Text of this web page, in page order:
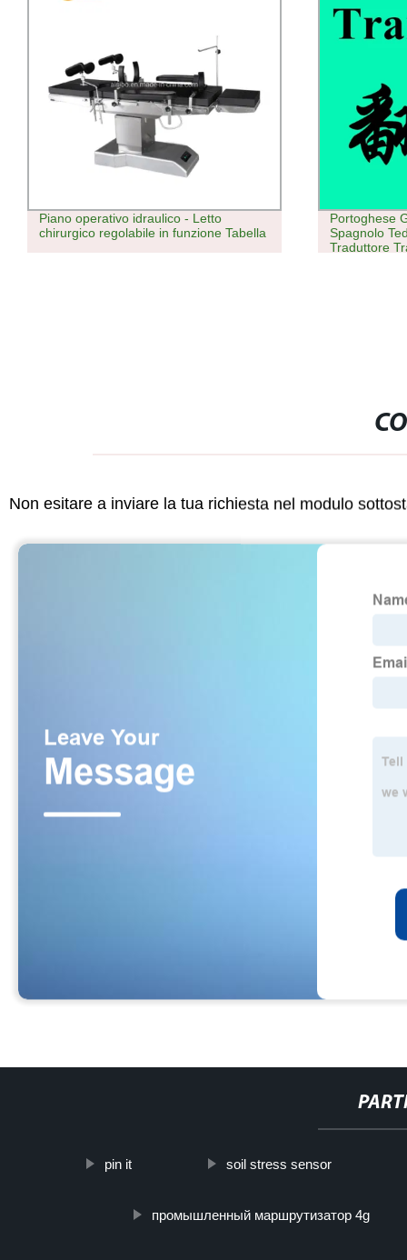
Portoghese Giapponese Francese
Spagnolo Tedesco Arabo Lingua Cinese
Mixer
OEM per
Non esitare a inviare la tua richiesta nel modulo
pin it soil stress sensor
промышленный маршрутизатор 4g